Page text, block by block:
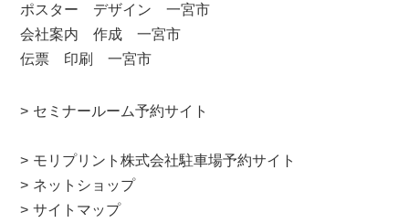
ポスター デザイン 一宮市
会社案内 作成 一宮市
伝票 印刷 一宮市
セミナールーム予約サイト
モリプリント株式会社駐車場予約サイト
ネットショップ
サイトマップ